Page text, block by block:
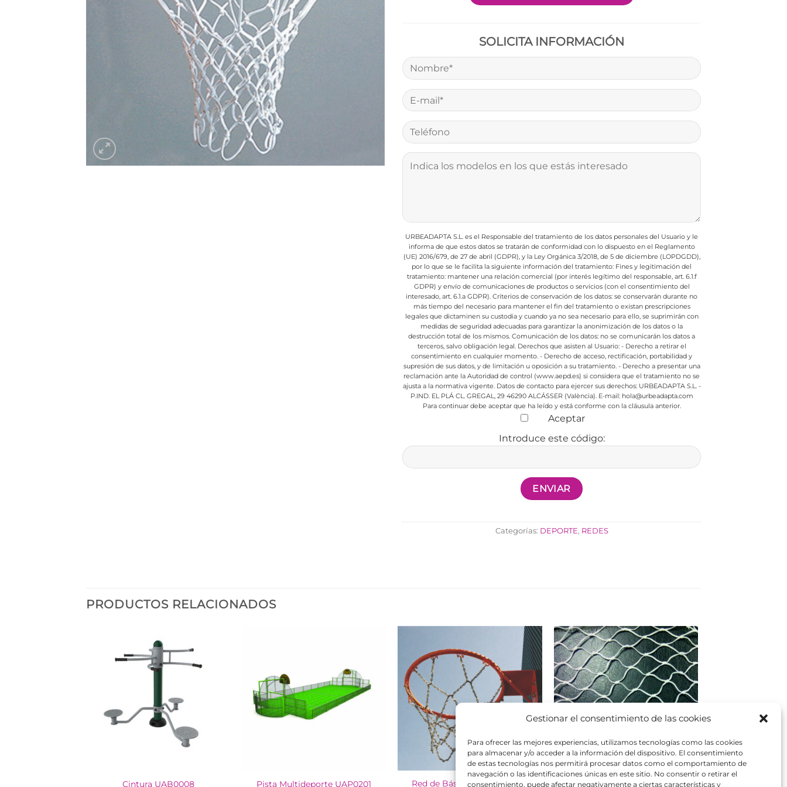
Gestionar el consentimiento de las cookies
Para ofrecer las mejores experiencias, utilizamos tecnologías como las cookies
para almacenar y/o acceder a la información del dispositivo. El consentimiento
de estas tecnologías nos permitirá procesar datos como el comportamiento de
navegación o las identificaciones únicas en este sitio. No consentir o retirar el
consentimiento, puede afectar negativamente a ciertas características y
SOLICITA INFORMACIÓN
URBEADAPTA S.L. es el Responsable del tratamiento de los datos personales del Usuario y le
informa de que estos datos se tratarán de conformidad con lo dispuesto en el Reglamento
(UE) 2016/679, de 27 de abril (GDPR), y la Ley Orgánica 3/2018, de 5 de diciembre (LOPDGDD),
por lo que se le facilita la siguiente información del tratamiento: Fines y legitimación del
tratamiento: mantener una relación comercial (por interés legítimo del responsable, art. 6.1.f
GDPR) y envío de comunicaciones de productos o servicios (con el consentimiento del
interesado, art. 6.1.a GDPR). Criterios de conservación de los datos: se conservarán durante no
más tiempo del necesario para mantener el fin del tratamiento o existan prescripciones
legales que dictaminen su custodia y cuando ya no sea necesario para ello, se suprimirán con
medidas de seguridad adecuadas para garantizar la anonimización de los datos o la
destrucción total de los mismos. Comunicación de los datos: no se comunicarán los datos a
terceros, salvo obligación legal.Derechos que asisten al Usuario:- Derecho a retirar el
consentimiento en cualquier momento. - Derecho de acceso, rectificación, portabilidad y
supresión de sus datos, y de limitación u oposición a su tratamiento.- Derecho a presentar una
reclamación ante la Autoridad de control (www.aepd.es) si considera que el tratamiento no se
ajusta a la normativa vigente.Datos de contacto para ejercer sus derechos:URBEADAPTA S.L. -
P.IND. EL PLÁ CL. GREGAL, 29 46290 ALCÁSSER (València). E-mail: hola@urbeadapta.com
Para continuar debe aceptar que ha leído y está conforme con la cláusula anterior.
Aceptar
Introduce este código:
Categorías: DEPORTE, REDES
PRODUCTOS RELACIONADOS
Cintura UAB0008 Pista Multideporte UAP0201 Red de Básket Antivandálica Red pelotas Golf UAR4800